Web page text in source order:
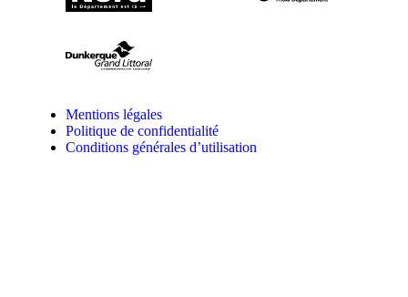
Mentions légales
Politique de confidentialité
Conditions générales d’utilisation